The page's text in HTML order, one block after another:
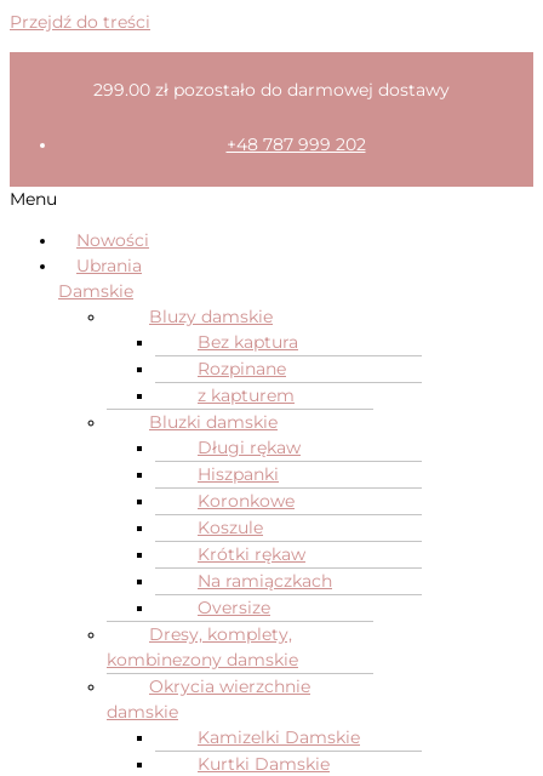
Przejdź do treści
299.00 zł pozostało do darmowej dostawy
+48 787 999 202
Menu
Nowości
Ubrania
Damskie
Bluzy damskie
Bez kaptura
Rozpinane
z kapturem
Bluzki damskie
Długi rękaw
Hiszpanki
Koronkowe
Koszule
Krótki rękaw
Na ramiączkach
Oversize
Dresy, komplety,
kombinezony damskie
Okrycia wierzchnie
damskie
Kamizelki Damskie
Kurtki Damskie